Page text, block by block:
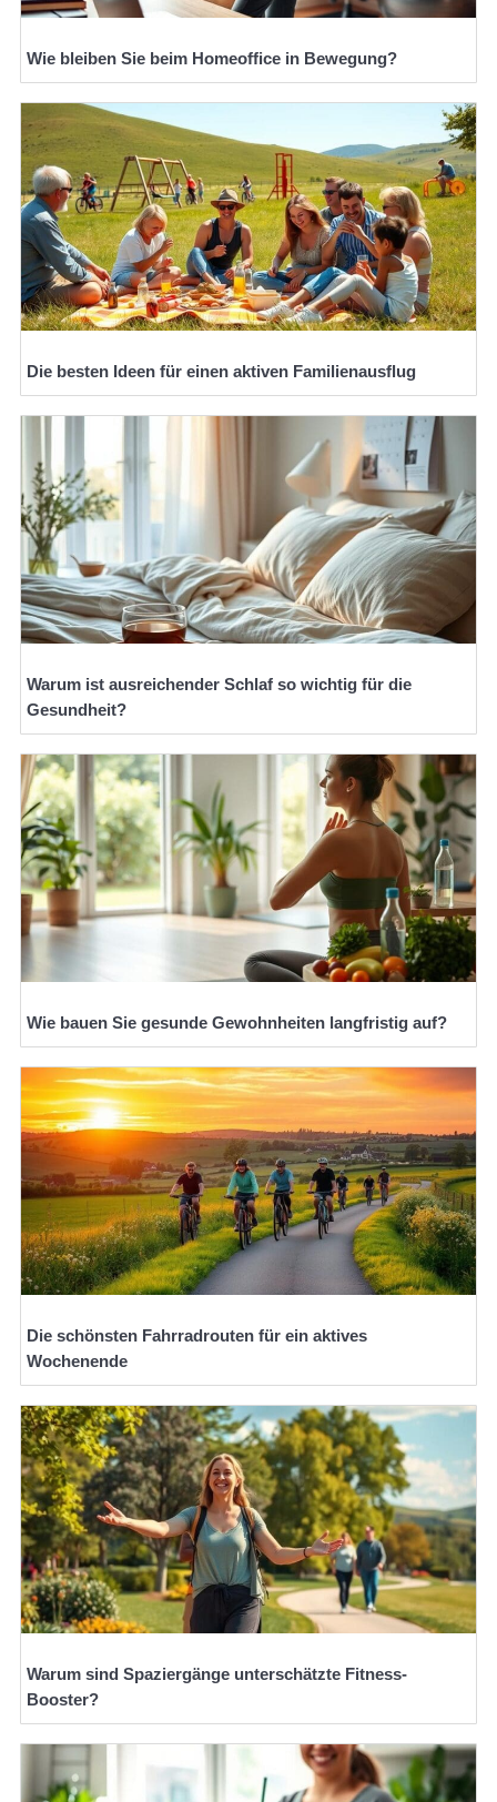
Wie bleiben Sie beim Homeoffice in Bewegung?
Die besten Ideen für einen aktiven Familienausflug
Warum ist ausreichender Schlaf so wichtig für die
Gesundheit?
Wie bauen Sie gesunde Gewohnheiten langfristig auf?
Die schönsten Fahrradrouten für ein aktives
Wochenende
Warum sind Spaziergänge unterschätzte Fitness-
Booster?